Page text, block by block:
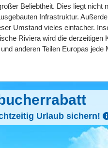
Beliebtheit. Dies liegt
Infrastruktur.
Umstand vieles einfacher.
Riviera wird die
anderen Teilen Europas jede